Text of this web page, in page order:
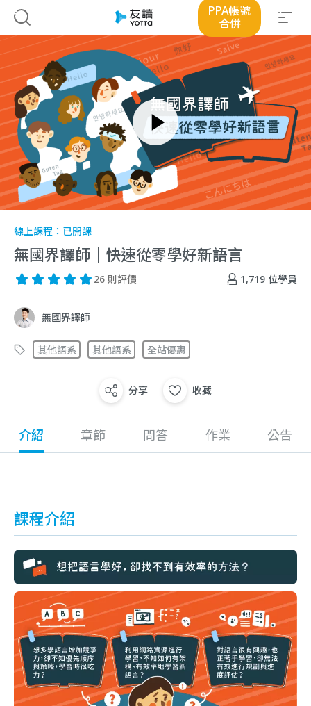
PPA帳號
合併
線上課程： 已開課
無國界譯師｜快速從零學好新語言
1,719 位學員
26 則評價
無國界譯師
其他語系 其他語系 全站優惠
分享 收藏
介紹 章節 問答 作業 公告
課程介紹